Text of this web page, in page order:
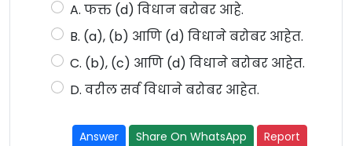
A. फक्त (d) विधान बरोबर आहे.
B. (a), (b) आणि (d) विधाने बरोबर आहेत.
C. (b), (c) आणि (d) विधाने बरोबर आहेत.
D. वरील सर्व विधाने बरोबर आहेत.
Answer Share On WhatsApp Report